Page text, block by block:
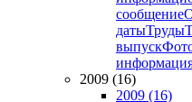
сообщение
датыТруды
выпуск
2009 (16)
2009 (16)